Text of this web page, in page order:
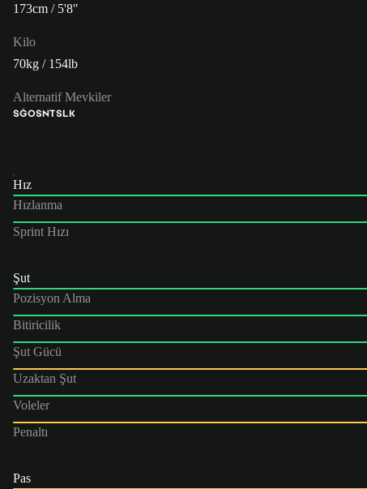
173cm / 5'8"
Kilo
70kg / 154lb
Alternatif Mevkiler
SĞOSNTSLK
Hız
Hızlanma
Sprint Hızı
Şut
Pozisyon Alma
Bitiricilik
Şut Gücü
Uzaktan Şut
Voleler
Penaltı
Pas